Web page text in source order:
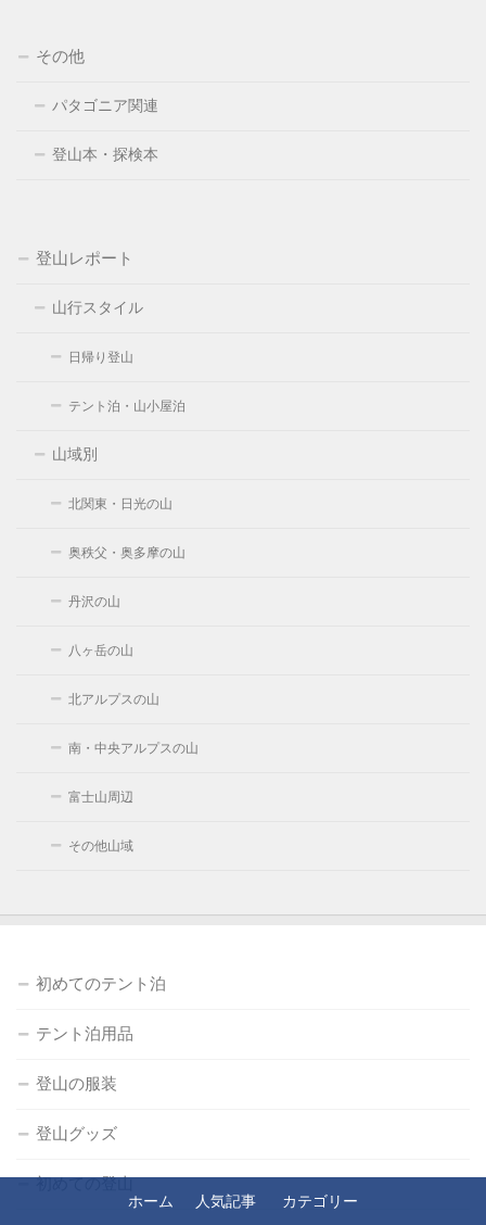
その他
パタゴニア関連
登山本・探検本
登山レポート
山行スタイル
日帰り登山
テント泊・山小屋泊
山域別
北関東・日光の山
奥秩父・奥多摩の山
丹沢の山
八ヶ岳の山
北アルプスの山
南・中央アルプスの山
富士山周辺
その他山域
初めてのテント泊
テント泊用品
登山の服装
登山グッズ
初めての登山
ホーム 人気記事 カテゴリー